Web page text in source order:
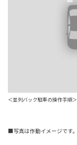
＜並列バック駐車の操作手順＞
■写真は作動イメージです。